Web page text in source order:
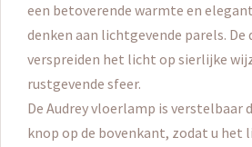
een betoverende warmte en
denken aan lichtgevende parels.
verspreiden het licht op sierlijke
rustgevende sfeer.
De Audrey vloerlamp is verstelbaar
knop op de bovenkant, zodat u het